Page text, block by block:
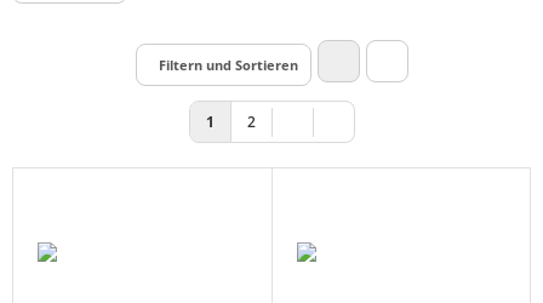
Filtern und Sortieren
1 2